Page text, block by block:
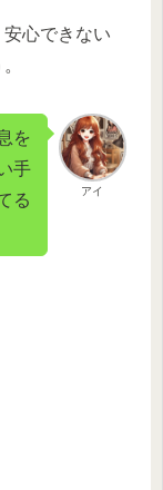
心できない
アイ
を
手
る